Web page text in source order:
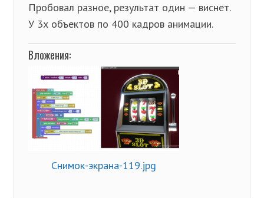
Пробовал разное, результат один — виснет.
У 3х объектов по 400 кадров анимации.
Вложения:
Снимок-экрана-119.jpg